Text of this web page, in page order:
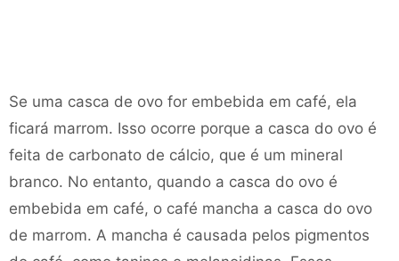
Se uma casca de ovo for embebida em café, ela
ficará marrom. Isso ocorre porque a casca do ovo é
feita de carbonato de cálcio, que é um mineral
branco. No entanto, quando a casca do ovo é
embebida em café, o café mancha a casca do ovo
de marrom. A mancha é causada pelos pigmentos